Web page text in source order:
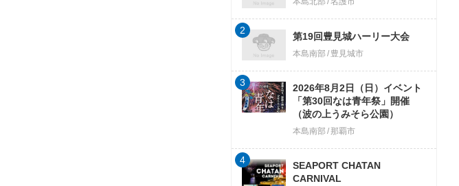
第19回豊見城ハーリー大会
本島南部 豊見城市
2
2026年8月2日（日）イベント
「第30回なは青年祭」開催
（波の上うみそら公園）
本島南部 那覇市
3
SEAPORT CHATAN
CARNIVAL
4